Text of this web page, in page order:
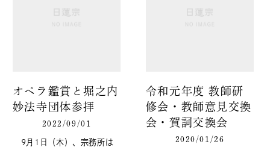
オペラ鑑賞と堀之内
妙法寺団体参拝
2022/09/01
9月1日（木）、宗務所は
令和元年度 教師研
修会・教師意見交換
会・賀詞交換会
2020/01/26